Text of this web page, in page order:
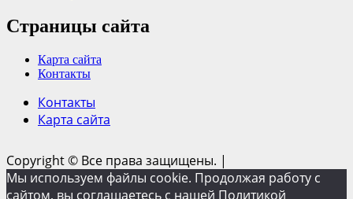
Страницы сайта
Карта сайта
Контакты
Контакты
Карта сайта
Copyright © Все права защищены. |
Мы используем файлы cookie. Продолжая работу с
сайтом, вы соглашаетесь с нашей Политикой